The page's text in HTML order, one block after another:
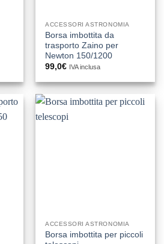
ACCESSORI ASTRONOMIA
Borsa imbottita da
trasporto Zaino per
Newton 150/1200
99,0€ IVA inclusa
ACCESSORI ASTRONOMIA
Borsa imbottita per piccoli